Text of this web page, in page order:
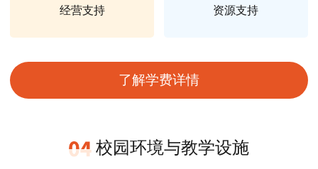
经营支持 资源支持
了解学费详情
校园环境与教学设施